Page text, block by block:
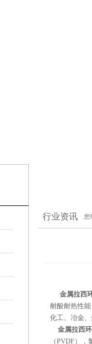
行业资讯 您
金属拉西
耐酸耐热性
化工、冶金
金属拉西
（PVDF）